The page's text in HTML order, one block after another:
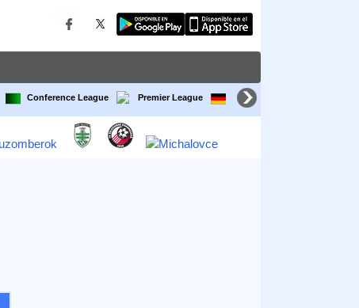
Conference League Premier League Bundesliga